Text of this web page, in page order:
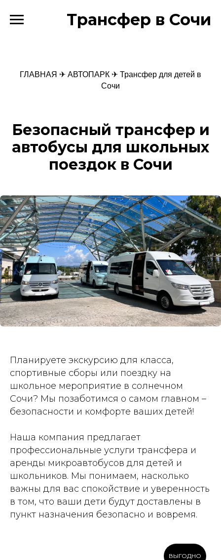
Трансфер в Сочи
ГЛАВНАЯ ✈ АВТОПАРК ✈ Трансфер для детей в
Сочи
Безопасный трансфер и
автобусы для школьных
поездок в Сочи
Планируете экскурсию для класса,
спортивные сборы или поездку на
школьное мероприятие в солнечном
Сочи? Мы позаботимся о самом главном –
безопасности и комфорте ваших детей!
Наша компания предлагает
профессиональные услуги трансфера и
аренды микроавтобусов для детей и
школьников. Мы понимаем, насколько
важны для вас спокойствие и уверенность
в том, что ваши дети будут доставлены в
пункт назначения безопасно и вовремя.
ВЫГОДНО